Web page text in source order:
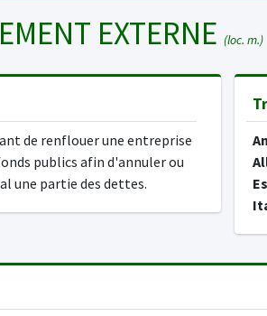
EXTERNE (loc. m.)
de renflouer une entreprise
publics afin d'annuler ou
une partie des dettes.